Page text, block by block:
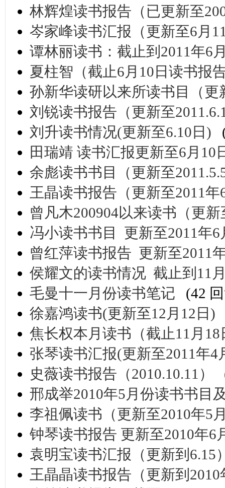
林辉煌读书报告（已更新至
岑家峰读书汇报（更新至6月
谭林丽读书：截止到2011年6
夏柱智（截止6月10日读书报
孙新华读研以来所读书目（更
刘锐读书报告（更新至
刘升读书情况(更新至6.10日)
田瑞靖 读书汇报更新至6月10
余彪读书书目（更新至
王晶读书报告（更新至2011年
曾凡木200904以来读书（更新
冯小读书书目 更新至2011年6
曾红萍读书报告 更新至2011
侯耀文的读书情况 截止到11
毛曼十一月份读书笔记
(42
徐嘉鸿读书(更新至12月12日)
焦长权本月读书（截止11月18
张琴读书汇报(更新至2011年4
史薇读书报告（2010.10.11）
邢成举2010年5月份读书书目
李祖佩读书（更新至2010年5
钟琴读书报告 更新至2010年6
袁明宝读书汇报（更新到6.15
王晶晶读书报告（更新到2010